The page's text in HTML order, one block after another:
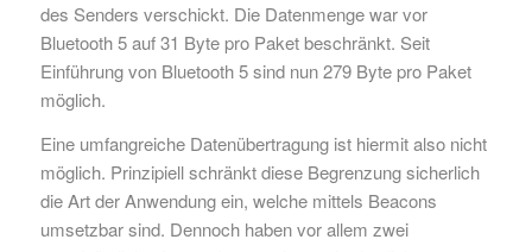
des Senders verschickt. Die Datenmenge war vor
Bluetooth 5 auf 31 Byte pro Paket beschränkt. Seit
Einführung von Bluetooth 5 sind nun 279 Byte pro Paket
möglich.
Eine umfangreiche Datenübertragung ist hiermit also nicht
möglich. Prinzipiell schränkt diese Begrenzung sicherlich
die Art der Anwendung ein, welche mittels Beacons
umsetzbar sind. Dennoch haben vor allem zwei